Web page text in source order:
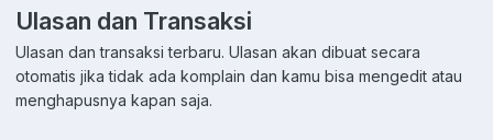
Ulasan dan Transaksi
Ulasan dan transaksi terbaru. Ulasan akan dibuat secara
otomatis jika tidak ada komplain dan kamu bisa mengedit atau
menghapusnya kapan saja.